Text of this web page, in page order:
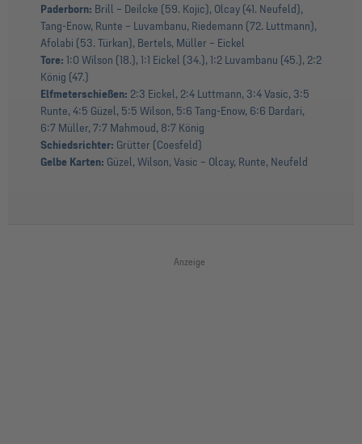
Paderborn: Brill – Deilcke (59. Kojic), Olcay (41. Neufeld),
Tang-Enow, Runte – Luvambanu, Riedemann (72. Luttmann),
Afolabi (53. Türkan), Bertels, Müller – Eickel
Tore: 1:0 Wilson (18.), 1:1 Eickel (34.), 1:2 Luvambanu (45.), 2:2
König (47.)
Elfmeterschießen: 2:3 Eickel, 2:4 Luttmann, 3:4 Vasic, 3:5
Runte, 4:5 Güzel, 5:5 Wilson, 5:6 Tang-Enow, 6:6 Dardari,
6:7 Müller, 7:7 Mahmoud, 8:7 König
Schiedsrichter: Grütter (Coesfeld)
Gelbe Karten: Güzel, Wilson, Vasic – Olcay, Runte, Neufeld
Anzeige